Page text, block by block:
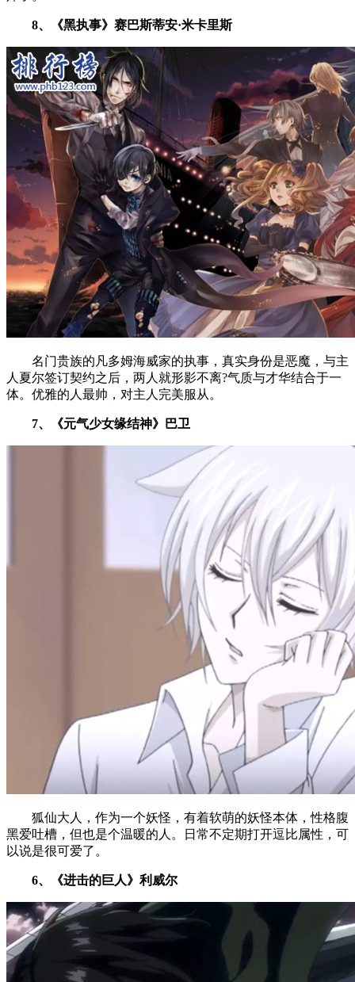
8、《黑执事》赛巴斯蒂安·米卡里斯
名门贵族的凡多姆海威家的执事，真实身份是恶魔，与主
人夏尔签订契约之后，两人就形影不离?气质与才华结合于一
体。优雅的人最帅，对主人完美服从。
7、《元气少女缘结神》巴卫
狐仙大人，作为一个妖怪，有着软萌的妖怪本体，性格腹
黑爱吐槽，但也是个温暖的人。日常不定期打开逗比属性，可
以说是很可爱了。
6、《进击的巨人》利威尔